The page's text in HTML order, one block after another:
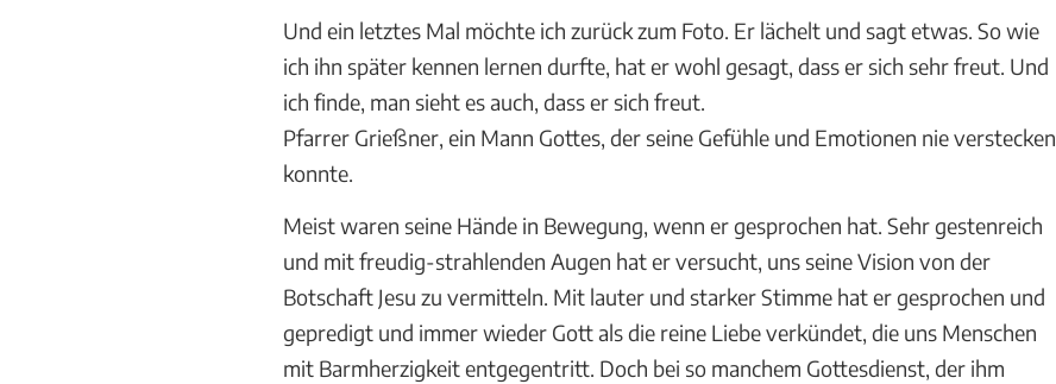
Und ein letztes Mal möchte ich zurück zum Foto. Er lächelt und sagt etwas. So wie
ich ihn später kennen lernen durfte, hat er wohl gesagt, dass er sich sehr freut. Und
ich finde, man sieht es auch, dass er sich freut.
Pfarrer Grießner, ein Mann Gottes, der seine Gefühle und Emotionen nie verstecken
konnte.
Meist waren seine Hände in Bewegung, wenn er gesprochen hat. Sehr gestenreich
und mit freudig-strahlenden Augen hat er versucht, uns seine Vision von der
Botschaft Jesu zu vermitteln. Mit lauter und starker Stimme hat er gesprochen und
gepredigt und immer wieder Gott als die reine Liebe verkündet, die uns Menschen
mit Barmherzigkeit entgegentritt. Doch bei so manchem Gottesdienst, der ihm